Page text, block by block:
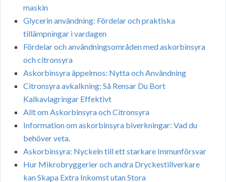
maskin
Glycerin användning: Fördelar och praktiska
tillämpningar i vardagen
Fördelar och användningsområden med askorbinsyra
och citronsyra
Askorbinsyra äppelmos: Nytta och Användning
Citronsyra avkalkning: Så Rensar Du Bort
Kalkavlagringar Effektivt
Allt om Askorbinsyra och Citronsyra
Information om askorbinsyra biverkningar: Vad du
behöver veta.
Askorbinsyra: Nyckeln till ett starkare Immunförsvar
Hur Mikrobryggerier och andra Dryckestillverkare
kan Skapa Extra Inkomst utan Stora